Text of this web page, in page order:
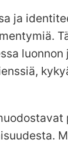
ja